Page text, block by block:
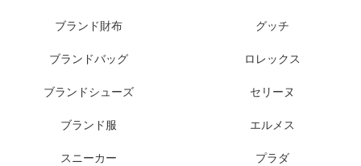
ブランド財布
ブランドバッグ
ブランドシューズ
ブランド服
スニーカー
グッチ
ロレックス
セリーヌ
エルメス
プラダ